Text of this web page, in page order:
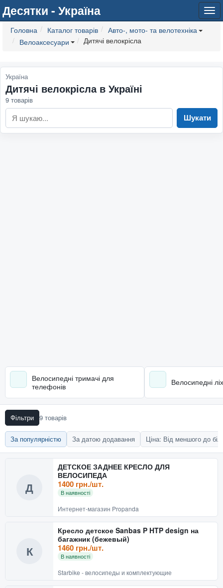
Десятки - Україна
Головна Каталог товарів
Авто-, мото- та велотехніка
Велоаксесуари
Дитячі велокрісла
Україна
Дитячі велокрісла в Україні
9 товарів
Шукати
Велосипедні тримачі для
телефонів
Велосипедні
Фільтри 9 товарів
За популярністю За датою додавання Ціна: Від меншого до
Д
ДЕТСКОЕ ЗАДНЕЕ КРЕСЛО ДЛЯ
ВЕЛОСИПЕДА
1400 грн./шт.
В наявності
Интернет-магазин Propanda
К
Кресло детское Sanbas P HTP design на
багажник (бежевый)
1460 грн./шт.
В наявності
Starbike - велосипеды и комплектующие